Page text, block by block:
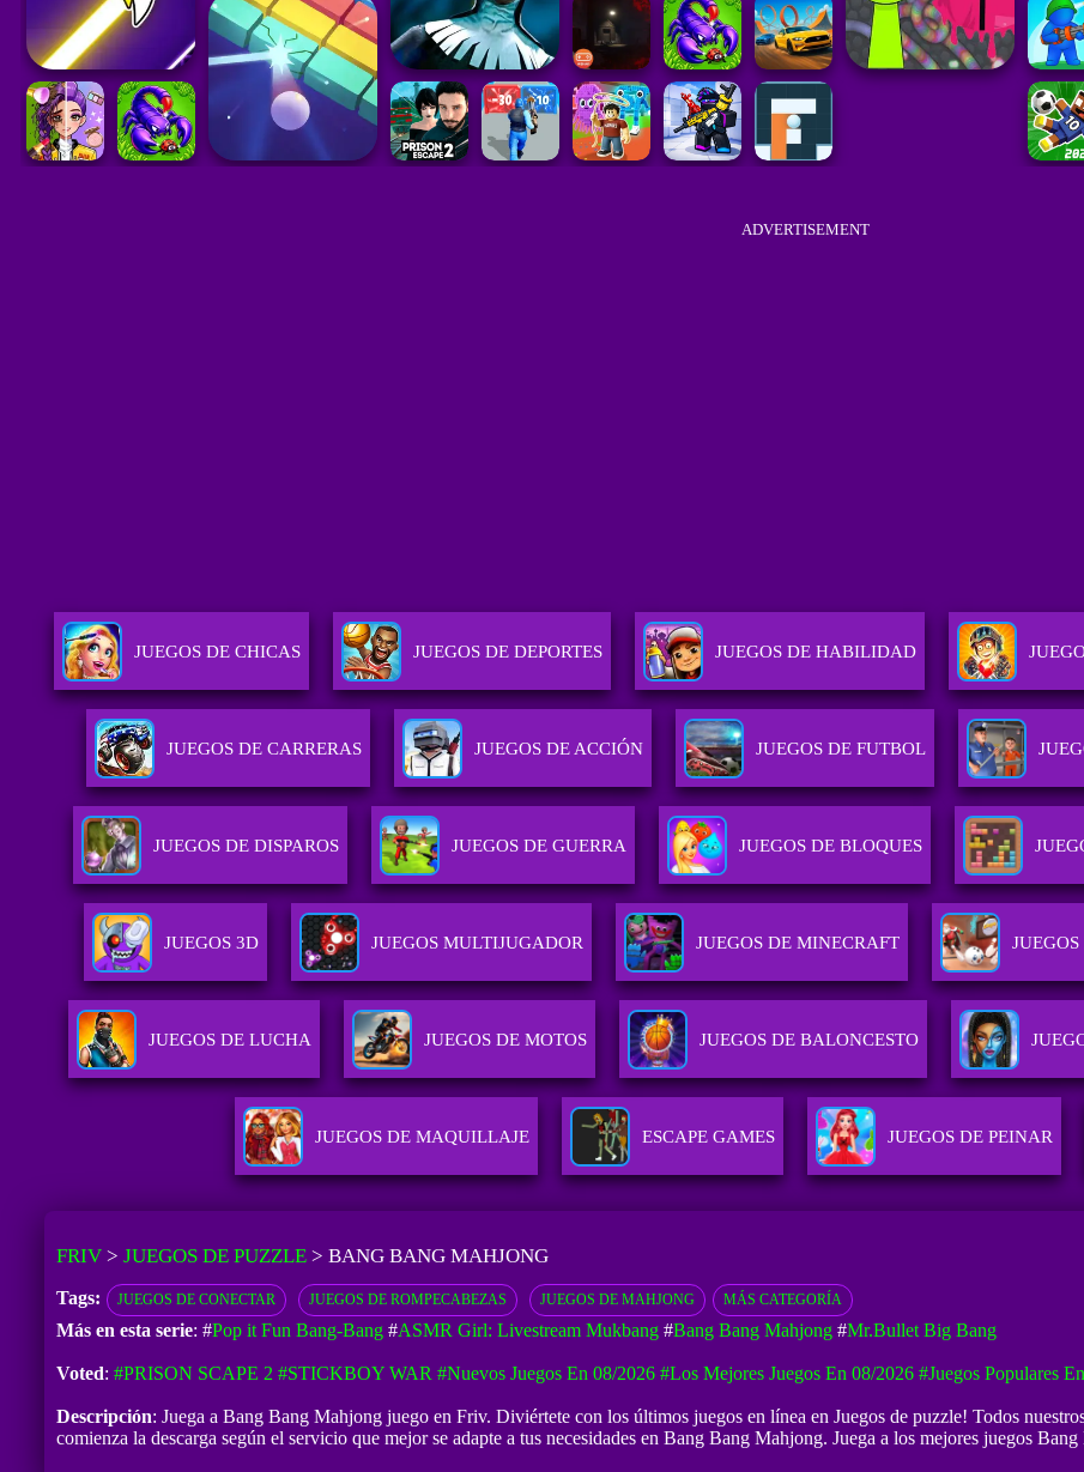
ADVERTISEMENT
JUEGOS DE CHICAS JUEGOS DE DEPORTES JUEGOS DE HABILIDAD
JUEGOS DE CARRERAS JUEGOS DE ACCIÓN JUEGOS DE FUTBOL
JUEGOS DE DISPAROS JUEGOS DE GUERRA JUEGOS DE BLOQUES
JUEGOS 3D JUEGOS MULTIJUGADOR JUEGOS DE MINECRAFT
JUEGOS DE LUCHA JUEGOS DE MOTOS JUEGOS DE BALONCESTO
JUEGOS DE MAQUILLAJE ESCAPE GAMES JUEGOS DE PEINAR
FRIV> JUEGOS DE PUZZLE> BANG BANG MAHJONG
Tags: JUEGOS DE CONECTAR JUEGOS DE ROMPECABEZAS JUEGOS DE MAHJONG MÁS CATEGORÍA
Más en esta serie: #Pop it Fun Bang-Bang#ASMR Girl: Livestream Mukbang#Bang Bang Mahjong#Mr.Bullet Big Bang
Voted: #PRISON SCAPE 2 #STICKBOY WAR #Nuevos Juegos En 08/2026 #Los Mejores Juegos En 08/2026 #Juegos Populares
Descripción: Juega a Bang Bang Mahjong juego en Friv. Diviértete con los últimos juegos en línea en Juegos de puzzle! Todos
comienza la descarga según el servicio que mejor se adapte a tus necesidades en Bang Bang Mahjong. Juega a los mejores juegos